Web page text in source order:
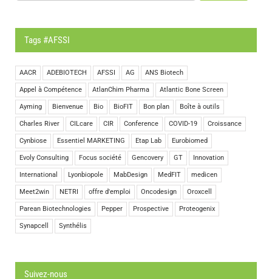
Tags #AFSSI
AACR ADEBIOTECH AFSSI AG ANS Biotech
Appel à Compétence AtlanChim Pharma Atlantic Bone Screen
Ayming Bienvenue Bio BioFIT Bon plan Boîte à outils
Charles River CILcare CIR Conference COVID-19 Croissance
Cynbiose Essentiel MARKETING Etap Lab Eurobiomed
Evoly Consulting Focus société Gencovery GT Innovation
International Lyonbiopole MabDesign MedFIT medicen
Meet2win NETRI offre d'emploi Oncodesign Oroxcell
Parean Biotechnologies Pepper Prospective Proteogenix
Synapcell Synthélis
Suivez-nous